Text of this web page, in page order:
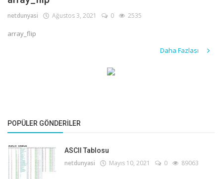
Giriş
Kayıt
netdunyasi Ağustos 3, 2021 0 2535
array_flip
Daha Fazlası
POPÜLER GÖNDERILER
ASCII Tablosu
netdunyasi Mayıs 10, 2021 0 89063